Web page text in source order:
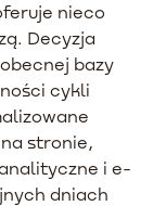
nieco
Decyzja
bazy
cykli
stronie,
i e-
dniach